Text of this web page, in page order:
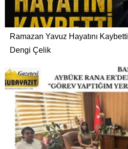
Ramazan Yavuz Hayatını Kaybetti
Dengi Çelik